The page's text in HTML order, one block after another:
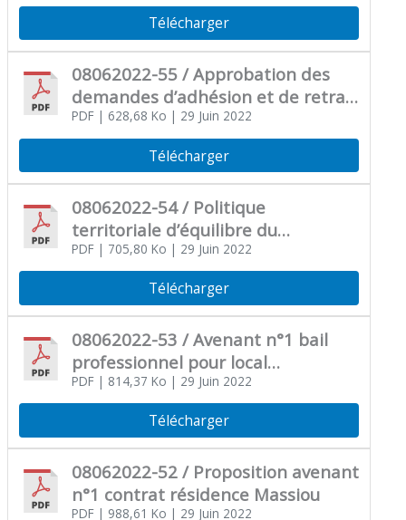
Télécharger
08062022-55 / Approbation des
demandes d’adhésion et de retrait
à l’UNIMA
PDF| 628,68 Ko | 29 Juin 2022
Télécharger
08062022-54 / Politique
territoriale d’équilibre du
peuplement – signature de la
convention d’attribution CDA
PDF| 705,80 Ko | 29 Juin 2022
Télécharger
08062022-53 / Avenant n°1 bail
professionnel pour local
ostéopathie
PDF| 814,37 Ko | 29 Juin 2022
Télécharger
08062022-52 / Proposition avenant
n°1 contrat résidence Massiou
PDF| 988,61 Ko | 29 Juin 2022